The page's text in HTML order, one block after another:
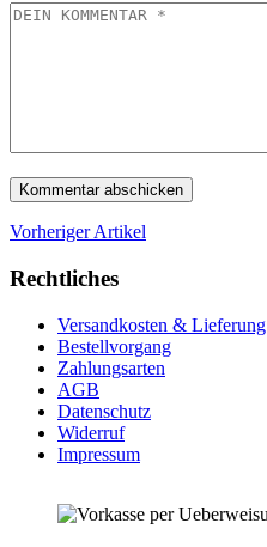
Vorheriger Artikel
Rechtliches
Versandkosten & Lieferung
Bestellvorgang
Zahlungsarten
AGB
Datenschutz
Widerruf
Impressum